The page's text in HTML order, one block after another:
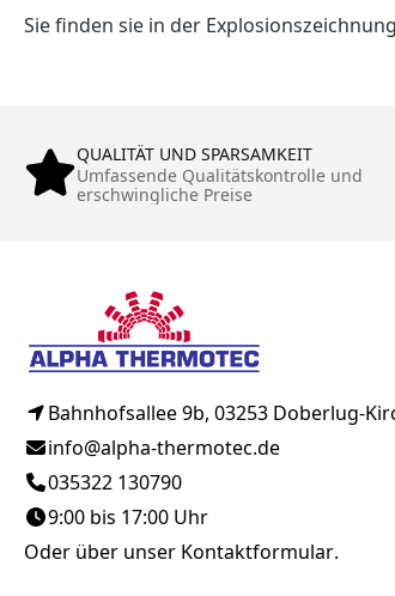
Sie finden sie in der
QUALITÄT UND SPARSAMKEIT
Umfassende Qualitätskontrolle und
erschwingliche Preise
Bahnhofsallee 9b, 03253 Doberlug-
info@alpha-thermotec.de
035322 130790
9:00 bis 17:00 Uhr
Oder über unser Kontaktformular.